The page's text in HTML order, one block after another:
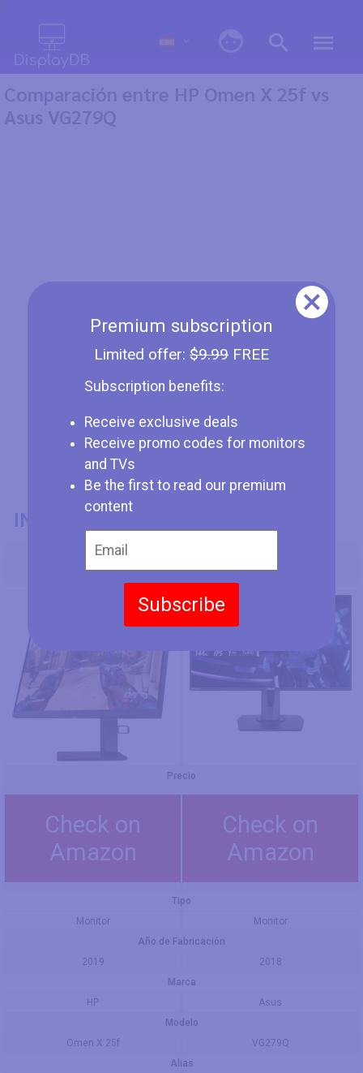
Premium subscription
Limited offer: $9.99FREE
Subscription benefits:
Receive exclusive deals
Receive promo codes for monitors
and TVs
Be the first to read our premium
content
Subscribe
Comparación entre HP Omen X 25f vs
Asus VG279Q
INFORMACIÓN GENERAL
HP Omen X 25f
Asus VG279Q
Precio
Check on
Amazon
Check on
Amazon
Tipo
Monitor
Monitor
Año de Fabricación
2019
2018
Marca
HP
Asus
Modelo
Omen X 25f
VG279Q
Alias